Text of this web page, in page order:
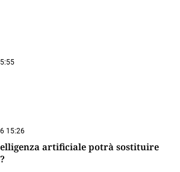
15:26
artificiale potrà sostituire